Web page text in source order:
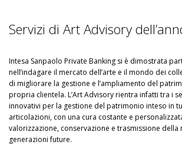
Servizi di Art Advisory
Intesa Sanpaolo Private Banking si è dimostrata
nell’indagare il mercato dell’arte e il mondo dei
di migliorare la gestione e l’ampliamento del
propria clientela. L’Art Advisory rientra infatti tra i
innovativi per la gestione del patrimonio inteso in
articolazioni, con una cura costante e
valorizzazione, conservazione e trasmissione della
generazioni future.